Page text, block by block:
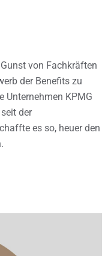
von Fachkräften
der Benefits zu
Unternehmen KPMG
der
es so, heuer den